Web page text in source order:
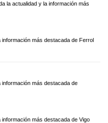
la actualidad y la información más
información más destacada de Ferrol
más destacada de
más destacada de Vigo